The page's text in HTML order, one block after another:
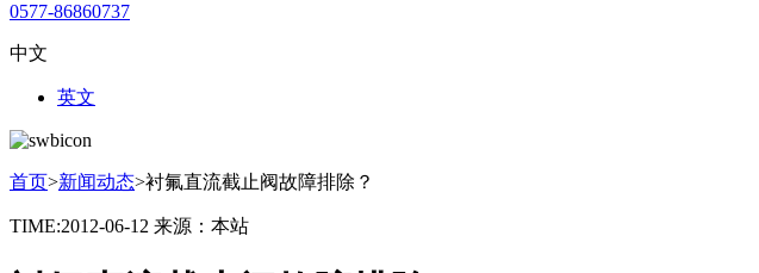
0577-86860737
中文
英文
首页>新闻动态>衬氟直流截止阀故障排除？
TIME:2012-06-12 来源：本站